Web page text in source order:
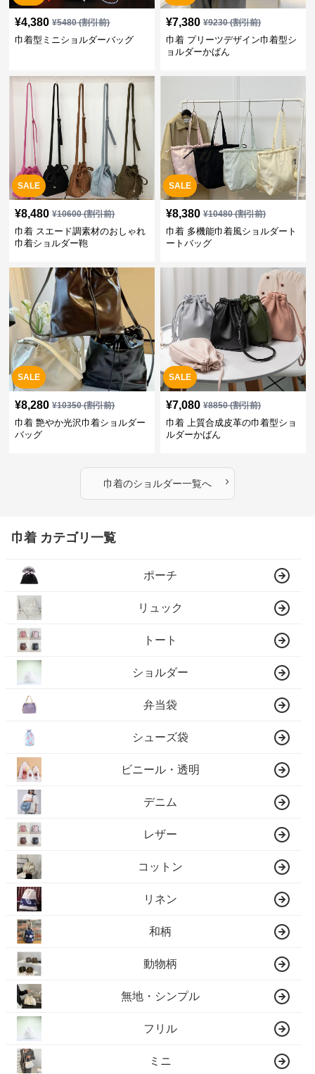
¥4,380 ¥5480(割引前)
巾着型ミニショルダーバッグ
¥7,380 ¥9230(割引前)
巾着 プリーツデザイン巾着型シ
ョルダーかばん
SALE
¥8,480 ¥10600(割引前)
巾着 スエード調素材のおしゃれ
巾着ショルダー鞄
SALE
¥8,380 ¥10480(割引前)
巾着 多機能巾着風ショルダート
ートバッグ
SALE
¥8,280 ¥10350(割引前)
巾着 艶やか光沢巾着ショルダー
バッグ
SALE
¥7,080 ¥8850(割引前)
巾着 上質合成皮革の巾着型ショ
ルダーかばん
巾着のショルダー一覧へ ›
巾着 カテゴリ一覧
ポーチ
リュック
トート
ショルダー
弁当袋
シューズ袋
ビニール・透明
デニム
レザー
コットン
リネン
和柄
動物柄
無地・シンプル
フリル
ミニ